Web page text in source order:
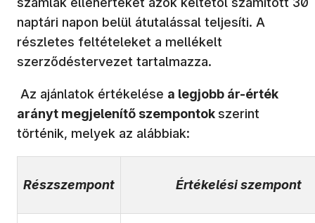
naptári napon belül átutalással teljesíti. A
részletes feltételeket a mellékelt
szerződéstervezet tartalmazza.
Az ajánlatok értékelése a legjobb ár-érték
arányt megjelenítő szempontokszerint
történik, melyek az alábbiak:
Részszempont Értékelési szempont